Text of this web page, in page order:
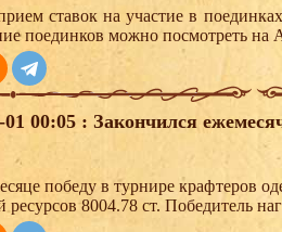
ставок на участие в
поединков можно посмотреть на
01 00:05 : Закончился
победу в турнире крафтеров
ресурсов 8004.78 ст. Победитель